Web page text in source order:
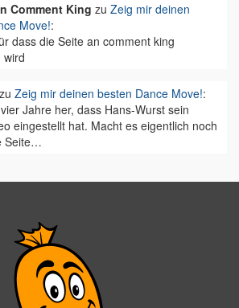
Comment King zu Zeig mir deinen
Move!:
dass die Seite an comment king
wird
zu Zeig mir deinen besten Dance Move!:
Jahre her, dass Hans-Wurst sein
eingestellt hat. Macht es eigentlich noch
Seite…